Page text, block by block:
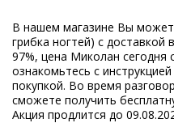
В нашем магазине Вы
грибка ногтей) с доставкой
97%, цена Миколан
ознакомьтесь с
покупкой. Во время
сможете получить
Акция продлится до